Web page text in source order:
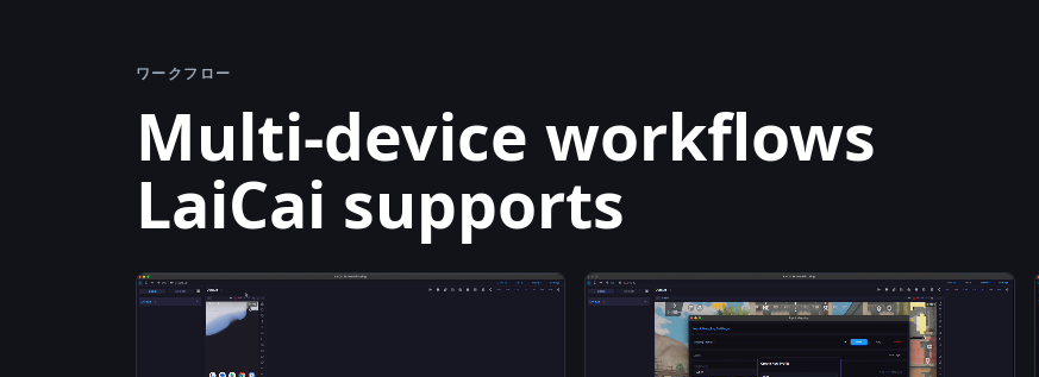
ワークフロー
Multi-device workflows
LaiCai supports